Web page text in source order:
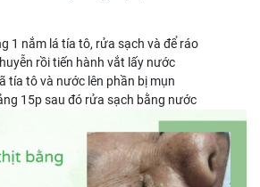
1 nắm lá tía tô, rửa sạch và để ráo
rồi tiến hành vắt lấy nước
tía tô và nước lên phần bị mụn
15p sau đó rửa sạch bằng nước